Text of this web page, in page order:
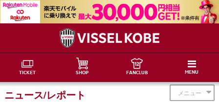
TICKET SHOP FANCLUB MENU
メニュー
ニュース/レポート